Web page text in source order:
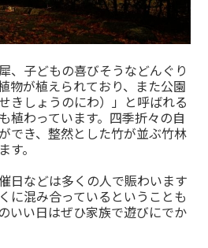
、子どもの喜びそうなどんぐり
物が植えられており、また公園
きしょうのにわ）」と呼ばれる
植わっています。四季折々の自
でき、整然とした竹が並ぶ竹林
。
日などは多くの人で賑わいます
に混み合っているということも
いい日はぜひ家族で遊びにでか